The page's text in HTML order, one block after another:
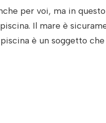
per voi, ma in
Il mare è
è un soggetto